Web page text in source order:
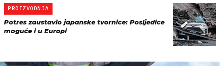
PROIZVODNJA
Potres zaustavio japanske tvornice: Posljedice
moguće i u Europi